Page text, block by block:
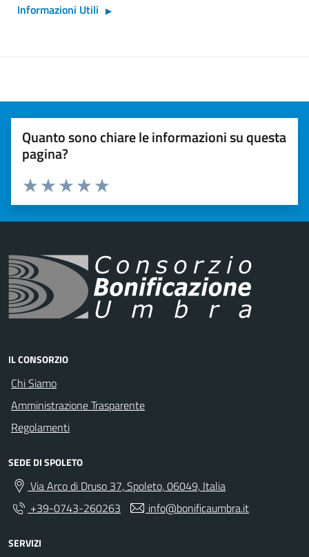
Informazioni Utili
Quanto sono chiare le informazioni su questa
pagina?
Valuta 5 stelle su 5
Valuta 4 stelle su 5
Valuta 3 stelle su 5
Valuta 2 stelle su 5
Valuta 1 stelle su 5
IL CONSORZIO
Chi Siamo
Amministrazione Trasparente
Regolamenti
SEDE DI SPOLETO
Via Arco di Druso 37, Spoleto, 06049, Italia
+39-0743-260263
info@bonificaumbra.it
SERVIZI